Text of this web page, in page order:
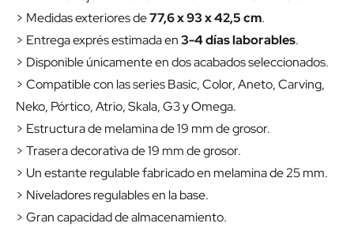
> Medidas exteriores de77,6 x 93 x 42,5 cm.
> Entrega exprés estimada en3-4 días laborables.
> Disponible únicamente en dos acabados seleccionados.
> Compatible con las series Basic, Color, Aneto, Carving,
Neko, Pórtico, Atrio, Skala, G3 y Omega.
> Estructura de melamina de 19 mm de grosor.
> Trasera decorativa de 19 mm de grosor.
> Un estante regulable fabricado en melamina de 25 mm.
> Niveladores regulables en la base.
> Gran capacidad de almacenamiento.